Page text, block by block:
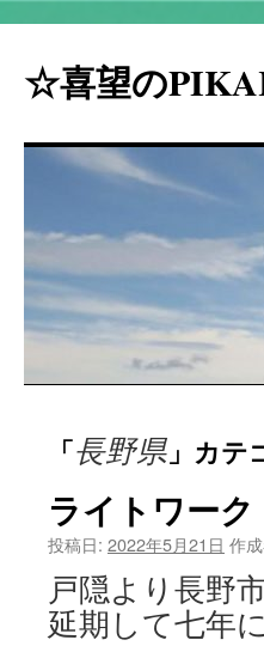
☆喜望の
ン
へ
「長野県 」カ
ライトワー
投稿日: 2022年5月21日 作
戸隠より長野
延期して七年